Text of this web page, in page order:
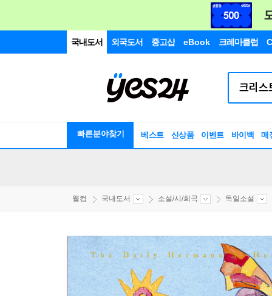
국내도서 외국도서 중고샵 eBook 크레마클럽
빠른분야찾기 베스트 신상품 이벤트 바이백 매
웰컴 국내도서 소설/시/희곡 독일소설